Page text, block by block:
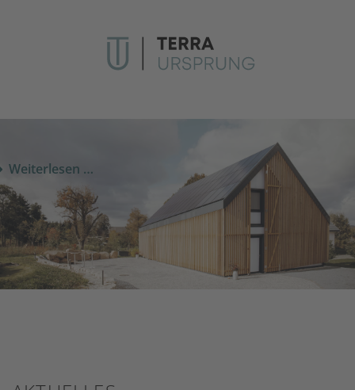
Weiterlesen …